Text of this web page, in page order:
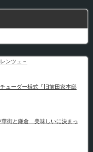
ンツェ－
ューダー様式「旧前田家本邸
街と鎌倉 美味しいに決まっ